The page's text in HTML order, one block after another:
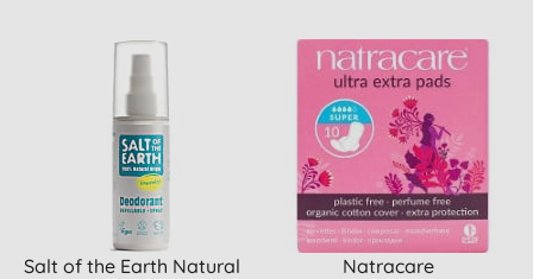
Salt of the Earth Natural
Natracare